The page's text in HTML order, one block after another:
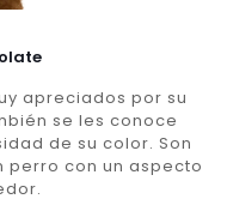
apreciados por su
se les conoce
de su color. Son
perro con un aspecto